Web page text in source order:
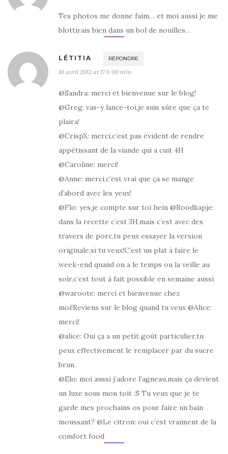
Tes photos me donne faim… et moi aussi je me
blottirais bien dans un bol de nouilles…
LÉTITIA RÉPONDRE
10 avril 2012 at 17 h 00 min
@Sandra: merci et bienvenue sur le blog!
@Greg: vas-y lance-toi,je suis sûre que ça te
plaira!
@CrispX: merci,c’est pas évident de rendre
appétissant de la viande qui a cuit 4H
@Caroline: merci!
@Anne: merci,c’est vrai que ça se mange
d’abord avec les yeux!
@Flo: yes,je compte sur toi hein @Roodkapje:
dans la recette c’est 3H,mais c’est avec des
travers de porc,tu peux essayer la version
originale,si tu veux!C’est un plat à faire le
week-end quand on a le temps ou la veille au
soir,c’est tout à fait possible en semaine aussi
@waroote: merci et bienvenue chez
moi!Reviens sur le blog quand tu veux @Alice:
merci!
@alice: Oui ça a un petit goût particulier,tu
peux effectivement le remplacer par du sucre
brun.
@Elo: moi aussi j’adore l’agneau,mais ça devient
un luxe sous mon toit :S Tu veux que je te
garde mes prochains os pour faire un bain
moussant? @Le citron: oui c’est vraiment de la
comfort food